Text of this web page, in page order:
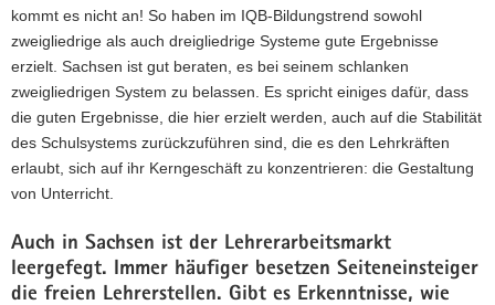
kommt es nicht an! So haben im IQB-Bildungstrend sowohl
zweigliedrige als auch dreigliedrige Systeme gute Ergebnisse
erzielt. Sachsen ist gut beraten, es bei seinem schlanken
zweigliedrigen System zu belassen. Es spricht einiges dafür, dass
die guten Ergebnisse, die hier erzielt werden, auch auf die Stabilität
des Schulsystems zurückzuführen sind, die es den Lehrkräften
erlaubt, sich auf ihr Kerngeschäft zu konzentrieren: die Gestaltung
von Unterricht.
Auch in Sachsen ist der Lehrerarbeitsmarkt
leergefegt. Immer häufiger besetzen Seiteneinsteiger
die freien Lehrerstellen. Gibt es Erkenntnisse, wie